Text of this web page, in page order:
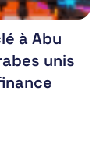
à Abu
unis